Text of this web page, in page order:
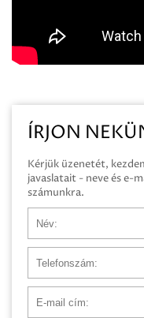
ÍRJON
Kérjük üzenetét,
javaslatait - neve és e-
számunkra.